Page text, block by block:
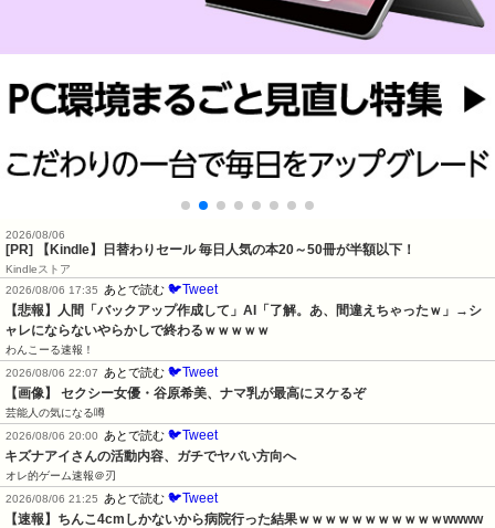
2026/08/06
[PR] 【Kindle】日替わりセール 毎日人気の本20～50冊が半額以下！
Kindleストア
2026/08/06 17:35
あとで読む 🐦Tweet
【悲報】人間「バックアップ作成して」AI「了解。あ、間違えちゃったｗ」→シ
ャレにならないやらかしで終わるｗｗｗｗｗ
わんこーる速報！
2026/08/06 22:07
あとで読む 🐦Tweet
【画像】 セクシー女優・谷原希美、ナマ乳が最高にヌケるぞ
芸能人の気になる噂
2026/08/06 20:00
あとで読む 🐦Tweet
キズナアイさんの活動内容、ガチでヤバい方向へ
オレ的ゲーム速報＠刃
2026/08/06 21:25
あとで読む 🐦Tweet
【速報】ちんこ4cmしかないから病院行った結果ｗｗｗｗｗｗｗｗｗｗｗwwww